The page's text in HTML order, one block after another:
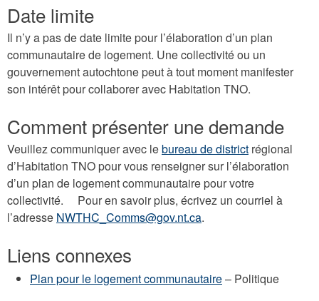
Date limite
Il n’y a pas de date limite pour l’élaboration d’un plan
communautaire de logement. Une collectivité ou un
gouvernement autochtone peut à tout moment manifester
son intérêt pour collaborer avec Habitation TNO.
Comment présenter une demande
Veuillez communiquer avec lebureau de district régional
d’Habitation TNO pour vous renseigner sur l’élaboration
d’un plan de logement communautaire pour votre
collectivité. Pour en savoir plus, écrivez un courriel à
l’adresse NWTHC_Comms@gov.nt.ca.
Liens connexes
Plan pour le logement communautaire– Politique